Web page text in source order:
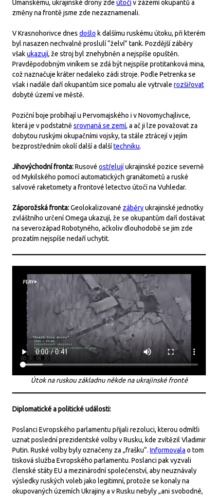
Umanskému, ukrajinské drony zde útočív zázemí okupantů a
změny na frontě jsme zde nezaznamenali.
V Krasnohorivce dnes došlo k dalšímu ruskému útoku, při kterém
byl nasazen nechvalně proslulí “želví” tank. Pozdější záběry
všakukazují, že stroj byl znehybněn a nejspíše opuštěn.
Pravděpodobným viníkem se zdá být nejspíše protitanková mina,
což naznačuje kráter nedaleko zádi stroje. Podle Petrenka se
však i nadále daří okupantům sice pomalu ale vytrvale rozšiřovat
dobyté území ve městě.
Poziční boje probíhají u Pervomajského i v Novomychajlivce,
která je v podstatně srovnaná se zemí, a ač ji lze považovat za
dobytou ruskými okupačními vojsky, ta stále ztrácejí v jejím
bezprostředním okolí další a dalšítechniku.
Jihovýchodní fronta:Rusové ostřelujíukrajinské pozice severně
od Mykilského pomocí automatických granátometů a ruské
salvové raketomety a frontové letectvo útočí na Vuhledar.
Záporožská fronta:Geolokalizované záběryukrajinské jednotky
zvláštního určení Omega ukazují, že se okupantům daří dostávat
na severozápad Robotyného, ačkoliv dlouhodobě se jim zde
prozatím nejspíše nedaří uchytit.
Útok na ruskou základnu někde na ukrajinské frontě
Diplomatické a politické události:
Poslanci Evropského parlamentu přijali rezoluci, kterou odmítli
uznat poslední prezidentské volby v Rusku, kde zvítězil Vladimir
Putin. Ruské volby byly označeny za „frašku“. Informovala o tom
tisková služba Evropského parlamentu. Poslanci pak vyzvali
členské státy EU a mezinárodní společenství, aby neuznávaly
výsledky ruských voleb jako legitimní, protože se konaly na
okupovaných územích Ukrajiny a v Rusku nebyly „ani svobodné,